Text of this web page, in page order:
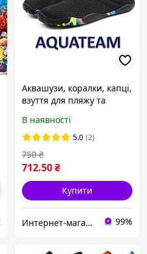
Аквашузи, коралки, капці,
взуття для пляжу та
36, 37, 38, 39, 40, 41, 42,
43, 44, 45, 46)
В наявності
5.0 (2)
712.50₴
750 ₴
Купити
Интернет-магазин "Акватим" 99%